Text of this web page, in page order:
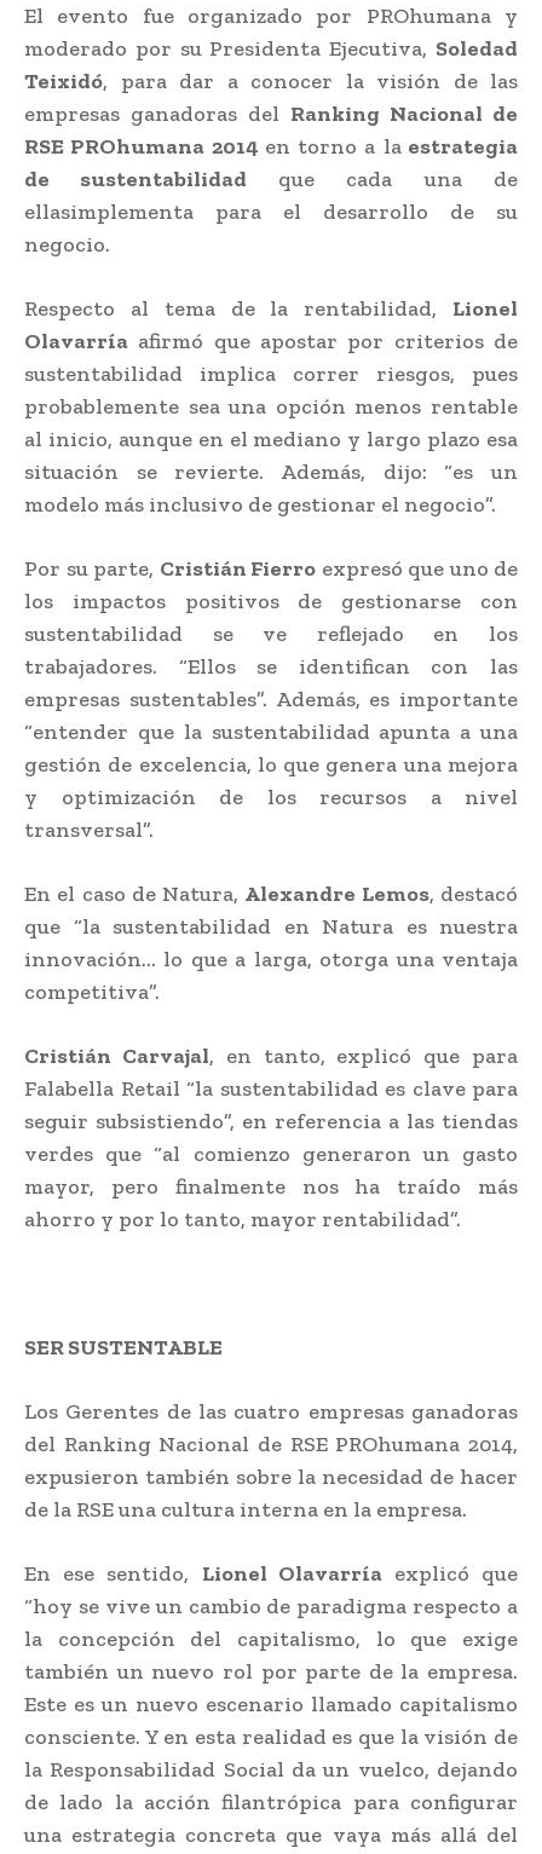
El evento fue organizado por PROhumana y
moderado por su Presidenta Ejecutiva, Soledad
Teixidó, para dar a conocer la visión de las
empresas ganadoras del Ranking Nacional de
RSE PROhumana 2014 en torno a laestrategia
de sustentabilidad que cada una de
ellasimplementa para el desarrollo de su
negocio.
Respecto al tema de la rentabilidad, Lionel
Olavarría afirmó que apostar por criterios de
sustentabilidad implica correr riesgos, pues
probablemente sea una opción menos rentable
al inicio, aunque en el mediano y largo plazo esa
situación se revierte. Además, dijo: “es un
modelo más inclusivo de gestionar el negocio”.
Por su parte, Cristián Fierro expresó que uno de
los impactos positivos de gestionarse con
sustentabilidad se ve reflejado en los
trabajadores. “Ellos se identifican con las
empresas sustentables”. Además, es importante
“entender que la sustentabilidad apunta a una
gestión de excelencia, lo que genera una mejora
y optimización de los recursos a nivel
transversal”.
En el caso de Natura, Alexandre Lemos, destacó
que “la sustentabilidad en Natura es nuestra
innovación… lo que a larga, otorga una ventaja
competitiva”.
Cristián Carvajal, en tanto, explicó que para
Falabella Retail “la sustentabilidad es clave para
seguir subsistiendo”, en referencia a las tiendas
verdes que “al comienzo generaron un gasto
mayor, pero finalmente nos ha traído más
ahorro y por lo tanto, mayor rentabilidad”.
SER SUSTENTABLE
Los Gerentes de las cuatro empresas ganadoras
del Ranking Nacional de RSE PROhumana 2014,
expusieron también sobre la necesidad de hacer
de la RSE una cultura interna en la empresa.
En ese sentido, Lionel Olavarríaexplicó que
“hoy se vive un cambio de paradigma respecto a
la concepción del capitalismo, lo que exige
también un nuevo rol por parte de la empresa.
Este es un nuevo escenario llamado capitalismo
consciente. Y en esta realidad es que la visión de
la Responsabilidad Social da un vuelco, dejando
de lado la acción filantrópica para configurar
una estrategia concreta que vaya más allá del